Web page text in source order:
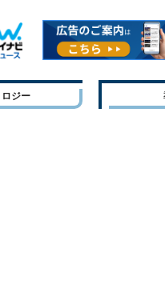
ジー